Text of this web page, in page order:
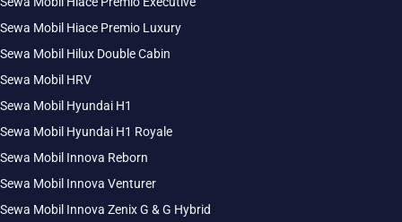
Sewa Mobil Hiace Premio Luxury
Sewa Mobil Hilux Double Cabin
Sewa Mobil HRV
Sewa Mobil Hyundai H1
Sewa Mobil Hyundai H1 Royale
Sewa Mobil Innova Reborn
Sewa Mobil Innova Venturer
Sewa Mobil Innova Zenix G & G Hybrid